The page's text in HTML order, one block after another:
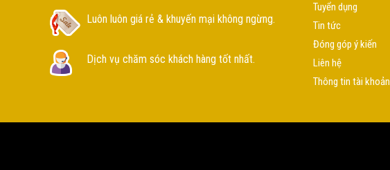
Luôn luôn giá rẻ & khuyến mại không ngừng.
Dịch vụ chăm sóc khách hàng tốt nhất.
Tuyển dụng
Tin tức
Đóng góp ý kiến
Liên hệ
Thông tin tài khoản